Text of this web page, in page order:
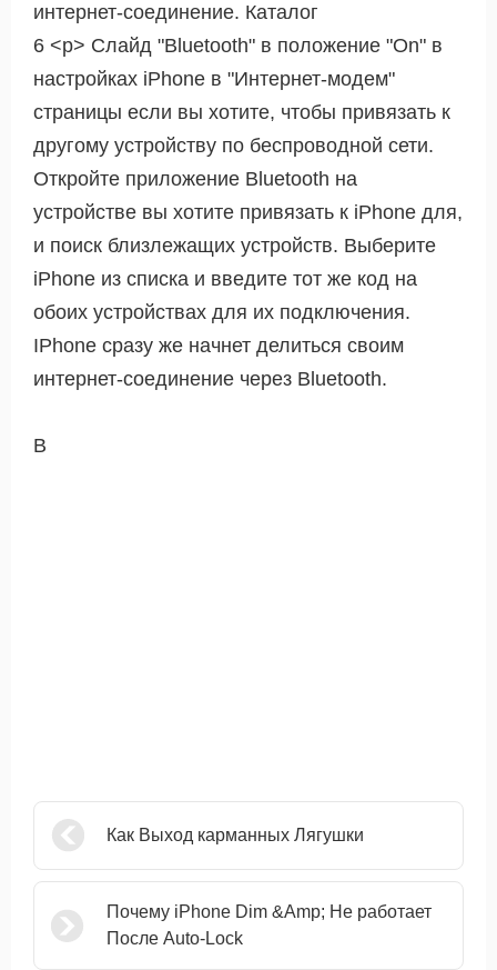
интернет-соединение. Каталог
6 <р> Слайд "Bluetooth" в положение "On" в
настройках iPhone в "Интернет-модем"
страницы если вы хотите, чтобы привязать к
другому устройству по беспроводной сети.
Откройте приложение Bluetooth на
устройстве вы хотите привязать к iPhone для,
и поиск близлежащих устройств. Выберите
iPhone из списка и введите тот же код на
обоих устройствах для их подключения.
IPhone сразу же начнет делиться своим
интернет-соединение через Bluetooth.
В
Как Выход карманных Лягушки
Почему iPhone Dim &Amp; Не работает
После Auto-Lock